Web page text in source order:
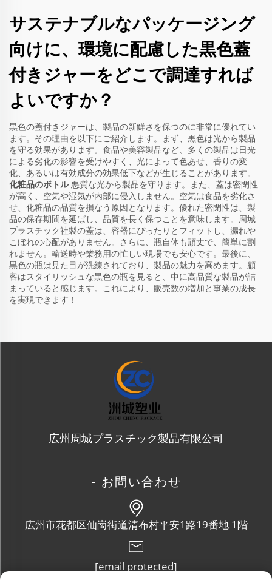
サステナブルなパッケージング
向けに、環境に配慮した黒色蓋
付きジャーをどこで調達すれば
よいですか？
黒色の蓋付きジャーは、製品の新鮮さを保つのに非常に優れてい
ます。その理由を以下にご紹介します。まず、黒色は光から製品
を守る効果があります。食品や美容製品など、多くの製品は日光
による劣化の影響を受けやすく、光によって色あせ、香りの変
化、あるいは有効成分の効果低下などが生じることがあります。
化粧品のボトル悪質な光から製品を守ります。また、蓋は密閉性
が高く、空気や湿気が内部に侵入しません。空気は食品を劣化さ
せ、化粧品の品質を損なう原因となります。優れた密閉性は、製
品の保存期間を延ばし、品質を長く保つことを意味します。周城
プラスチック社製の蓋は、容器にぴったりとフィットし、漏れや
こぼれの心配がありません。さらに、瓶自体も頑丈で、簡単に割
れません。輸送時や業務用の忙しい現場でも安心です。最後に、
黒色の瓶は見た目が洗練されており、製品の魅力を高めます。顧
客はスタイリッシュな黒色の瓶を見ると、中に高品質な製品が詰
まっていると感じます。これにより、販売数の増加と事業の成長
を実現できます！
広州周城プラスチック製品有限公司
- お問い合わせ
広州市花都区仙崗街道清布村平安1路19番地 1階
[email protected]